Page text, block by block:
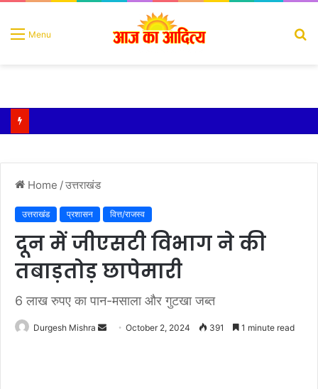
Menu
Home /उत्तराखंड
उत्तराखंड प्रशासन वित्त/राजस्व
दून में जीएसटी विभाग ने की
तबाड़तोड़ छापेमारी
6 लाख रुपए का पान-मसाला और गुटखा जब्त
Durgesh Mishra
SendOctober 2, 2024 391 1 minute read